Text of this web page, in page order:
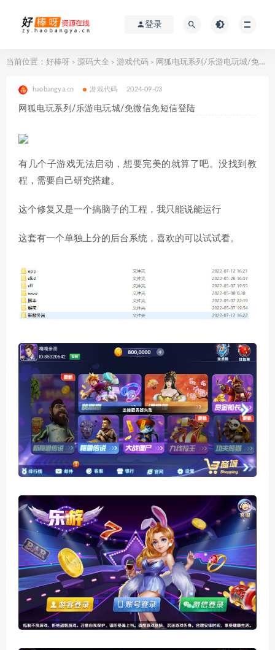
登录
当前位置： 好棒呀 > 源码大全 > 游戏代码 > 网狐电玩系列/乐游电玩城/免微信免短信登陆
haobangya.cn 游戏代码 2024-09-03
网狐电玩系列/乐游电玩城/免微信免短信登陆
有几个子游戏无法启动，想要完美的就算了吧。没找到教
程，需要自己研究搭建。
这个修复又是一个搞脑子的工程，我只能说能运行
这套有一个单独上分的后台系统，喜欢的可以试试看。